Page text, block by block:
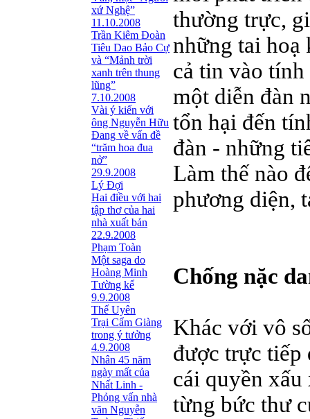
xứ Nghệ”
11.10.2008
Trần Kiêm Đoàn
Tiêu Dao Bảo Cự
và “Mảnh trời
xanh trên thung
lũng”
7.10.2008
Vài ý kiến với
ông Nguyễn Hữu
Đang về vấn đề
“trăm hoa đua
nở”
29.9.2008
Lý Đợi
Hai điều với hai
tập thơ của hai
nhà xuất bản
22.9.2008
Phạm Toàn
Một saga do
Hoàng Minh
Tường kể
9.9.2008
Thế Uyên
Trại Cẩm Giàng
trong ý tưởng
4.9.2008
Nhân 45 năm
ngày mất của
Nhất Linh -
Phỏng vấn nhà
văn Nguyễn
thường trực,
những tai hoạ
cả tin vào
một diễn đàn
tổn hại đến
đàn - những
Làm thế nào
phương diện,
Chống nặc
Khác với vô
được trực tiếp
cái quyền xấu
từng bức thư